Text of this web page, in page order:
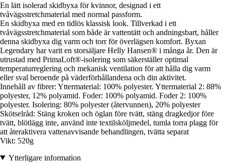
En lätt isolerad skidbyxa för kvinnor, designad i ett
tvåvägsstretchmaterial med normal passform.
En skidbyxa med en tidlös klassisk look. Tillverkad i ett
tvåvägsstretchmaterial som både är vattentätt och andningsbart, håller
denna skidbyxa dig varm och torr för överlägsen komfort. Byxan
Legendary har varit en storsäljare Helly Hansen® i många år. Den är
utrustad med PrimaLoft®-isolering som säkerställer optimal
temperaturreglering och mekanisk ventilation för att hålla dig varm
eller sval beroende på väderförhållandena och din aktivitet.
Innehåll av fibrer: Yttermaterial: 100% polyester. Yttermaterial 2: 88%
polyester, 12% polyamid. Foder: 100% polyamid. Foder 2: 100%
polyester. Isolering: 80% polyester (återvunnen), 20% polyester
Skötselråd: Stäng kroken och öglan före tvätt, stäng dragkedjor före
tvätt, blötlägg inte, använd inte textilsköljmedel, tumla torra plagg för
att återaktivera vattenavvisande behandlingen, tvätta separat
Vikt: 520g
Ytterligare information